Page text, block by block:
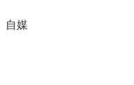
自媒